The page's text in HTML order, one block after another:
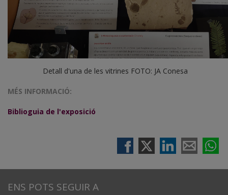
Detall d'una de les vitrines FOTO: JA Conesa
MÉS INFORMACIÓ:
Biblioguia de l'exposició
ENS POTS SEGUIR A